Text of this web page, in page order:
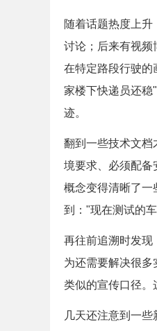
随着话题热度上
讨论；后来有视频
在特定路段行驶的
家楼下快递员还稳
迹。
翻到一些技术文档
境要求、必须配备
概念变得清晰了一
到："现在测试的
再往前追溯时发现
为还需要解决很
类似的宣传口径。
几天还注意到一